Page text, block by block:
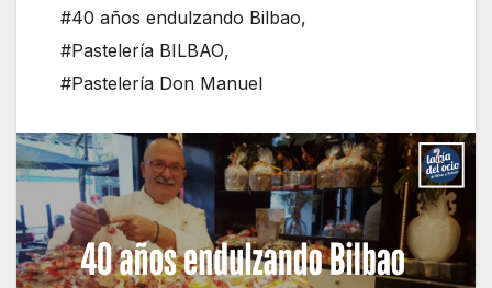
#40 años endulzando Bilbao,
#Pastelería BILBAO,
#Pastelería Don Manuel